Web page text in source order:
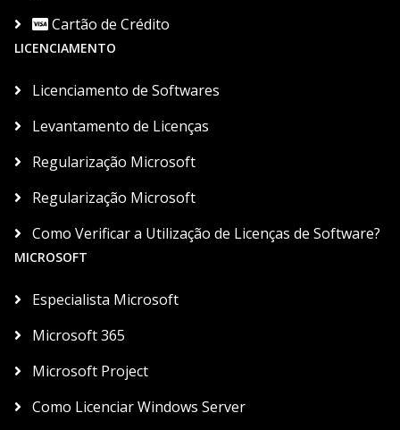
Cartão de Crédito
LICENCIAMENTO
Licenciamento de Softwares
Levantamento de Licenças
Regularização Microsoft
Regularização Microsoft
Como Verificar a Utilização de Licenças de Software?
MICROSOFT
Especialista Microsoft
Microsoft 365
Microsoft Project
Como Licenciar Windows Server